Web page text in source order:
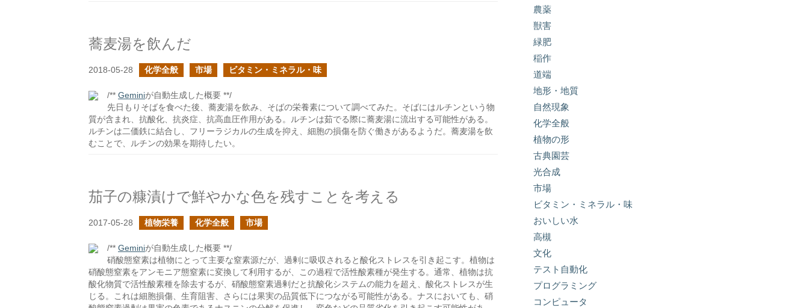
蕎麦湯を飲んだ
2018-05-28 化学全般 市場 ビタミン・ミネラル・味
/** Geminiが自動生成した概要 **/
先日もりそばを食べた後、蕎麦湯を飲み、そばの栄養素について調べてみた。そばにはルチンという物
質が含まれ、抗酸化、抗炎症、抗高血圧作用がある。ルチンは茹でる際に蕎麦湯に流出する可能性がある。
ルチンは二価鉄に結合し、フリーラジカルの生成を抑え、細胞の損傷を防ぐ働きがあるようだ。蕎麦湯を飲
むことで、ルチンの効果を期待したい。
茄子の糠漬けで鮮やかな色を残すことを考える
2017-05-28 植物栄養 化学全般 市場
/** Geminiが自動生成した概要 **/
硝酸態窒素は植物にとって主要な窒素源だが、過剰に吸収されると酸化ストレスを引き起こす。植物は
硝酸態窒素をアンモニア態窒素に変換して利用するが、この過程で活性酸素種が発生する。通常、植物は抗
酸化物質で活性酸素種を除去するが、硝酸態窒素過剰だと抗酸化システムの能力を超え、酸化ストレスが生
じる。これは細胞損傷、生育阻害、さらには果実の品質低下につながる可能性がある。ナスにおいても、硝
農薬
獣害
緑肥
稲作
道端
地形・地質
自然現象
化学全般
植物の形
古典園芸
光合成
市場
ビタミン・ミネラル・味
おいしい水
高槻
文化
テスト自動化
プログラミング
コンピュータ